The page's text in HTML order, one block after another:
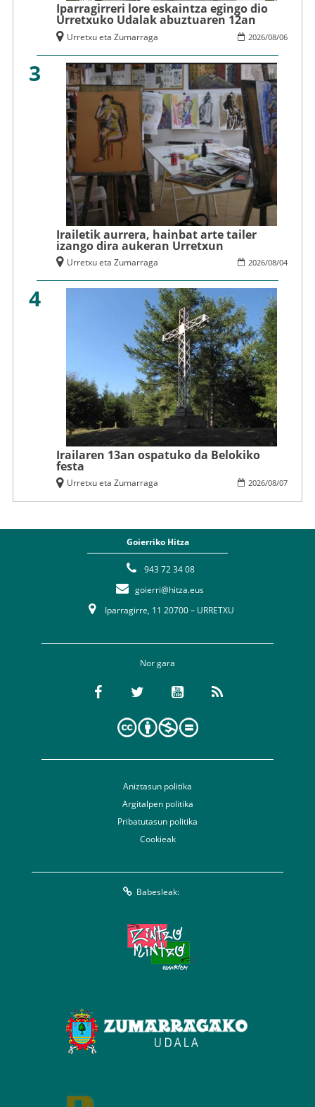
Iparragirreri lore eskaintza egingo dio
Urretxuko Udalak abuztuaren 12an
2026/08/06
Urretxu eta Zumarraga
3
Irailetik aurrera, hainbat arte tailer
izango dira aukeran Urretxun
2026/08/04
Urretxu eta Zumarraga
4
Irailaren 13an ospatuko da Belokiko
festa
2026/08/07
Urretxu eta Zumarraga
Goierriko Hitza
943 72 34 08
goierri@hitza.eus
Iparragirre, 11 20700 – URRETXU
Nor gara
Aniztasun politika
Argitalpen politika
Pribatutasun politika
Cookieak
Babesleak: